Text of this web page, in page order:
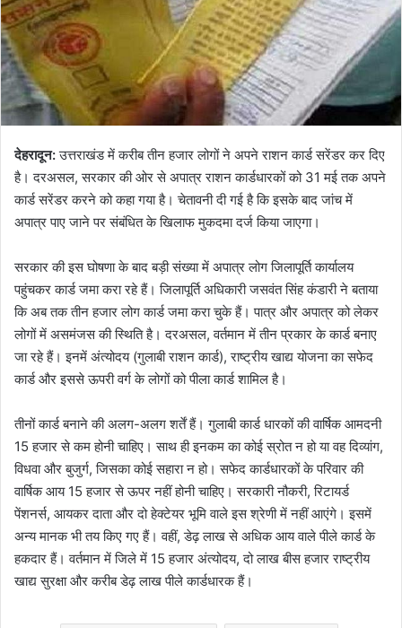
देहरादून:उत्तराखंड में करीब तीन हजार लोगों ने अपने राशन कार्ड सरेंडर कर दिए
है। दरअसल, सरकार की ओर से अपात्र राशन कार्डधारकों को 31 मई तक अपने
कार्ड सरेंडर करने को कहा गया है। चेतावनी दी गई है कि इसके बाद जांच में
अपात्र पाए जाने पर संबंधित के खिलाफ मुकदमा दर्ज किया जाएगा।
सरकार की इस घोषणा के बाद बड़ी संख्या में अपात्र लोग जिलापूर्ति कार्यालय
पहुंचकर कार्ड जमा करा रहे हैं। जिलापूर्ति अधिकारी जसवंत सिंह कंडारी ने बताया
कि अब तक तीन हजार लोग कार्ड जमा करा चुके हैं। पात्र और अपात्र को लेकर
लोगों में असमंजस की स्थिति है। दरअसल, वर्तमान में तीन प्रकार के कार्ड बनाए
जा रहे हैं। इनमें अंत्योदय (गुलाबी राशन कार्ड), राष्ट्रीय खाद्य योजना का सफेद
कार्ड और इससे ऊपरी वर्ग के लोगों को पीला कार्ड शामिल है।
तीनों कार्ड बनाने की अलग-अलग शर्तें हैं। गुलाबी कार्ड धारकों की वार्षिक आमदनी
15 हजार से कम होनी चाहिए। साथ ही इनकम का कोई स्रोत न हो या वह दिव्यांग,
विधवा और बुजुर्ग, जिसका कोई सहारा न हो। सफेद कार्डधारकों के परिवार की
वार्षिक आय 15 हजार से ऊपर नहीं होनी चाहिए। सरकारी नौकरी, रिटायर्ड
पेंशनर्स, आयकर दाता और दो हेक्टेयर भूमि वाले इस श्रेणी में नहीं आएंगे। इसमें
अन्य मानक भी तय किए गए हैं। वहीं, डेढ़ लाख से अधिक आय वाले पीले कार्ड के
हकदार हैं। वर्तमान में जिले में 15 हजार अंत्योदय, दो लाख बीस हजार राष्ट्रीय
खाद्य सुरक्षा और करीब डेढ़ लाख पीले कार्डधारक हैं।